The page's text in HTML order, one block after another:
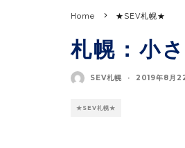
Home ★SEV札幌★
札幌：小
SEV札幌 · 2019年8月
★SEV札幌★